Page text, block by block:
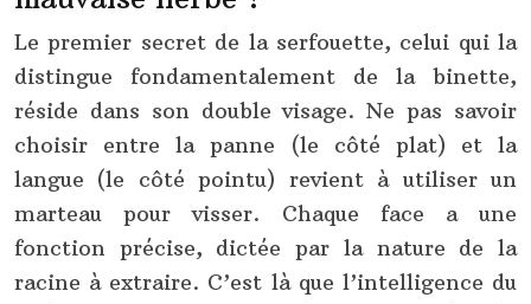
Le premier secret de la serfouette, celui qui la
distingue fondamentalement de la binette,
réside dans son double visage. Ne pas savoir
choisir entre la panne (le côté plat) et la
langue (le côté pointu) revient à utiliser un
marteau pour visser. Chaque face a une
fonction précise, dictée par la nature de la
racine à extraire. C’est là que l’intelligence du